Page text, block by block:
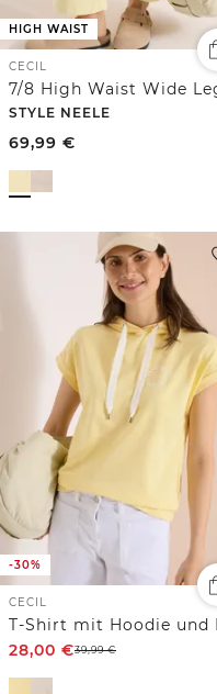
HIGH WAIST
CECIL
STYLE NEELE
69,99 €
-30%
CECIL
28,00 €39,99€